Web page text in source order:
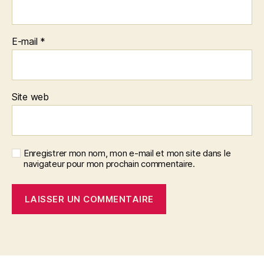
E-mail *
Site web
Enregistrer mon nom, mon e-mail et mon site dans le
navigateur pour mon prochain commentaire.